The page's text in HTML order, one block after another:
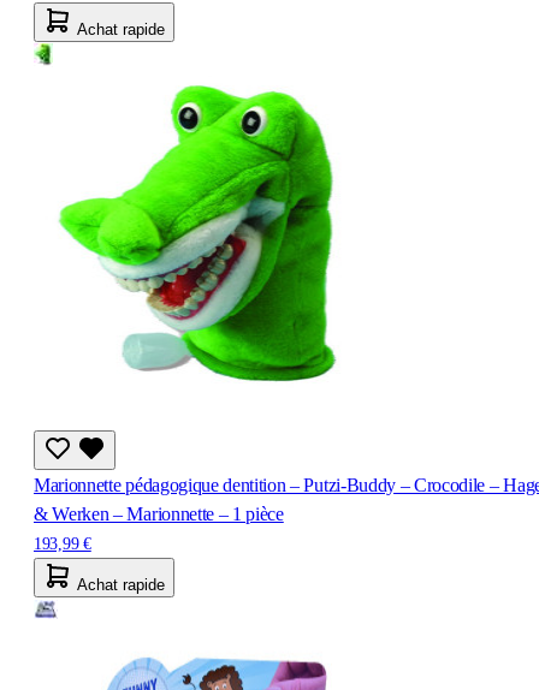
Achat rapide
Marionnette pédagogique dentition – Putzi-Buddy – Crocodile –
& Werken – Marionnette – 1 pièce
193,99 €
Achat rapide